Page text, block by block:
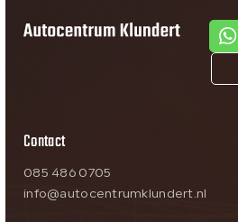
Contact
085 486 0705
info@autocentrumklundert.nl